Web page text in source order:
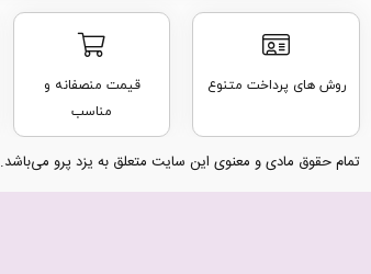
روش های پرداخت متنوع
قیمت منصفانه و
مناسب
تمام حقوق مادی و معنوی این سایت متعلق به یزد پرو می‌باشد.